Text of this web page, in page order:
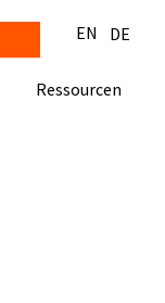
Ressourcen
DE
EN